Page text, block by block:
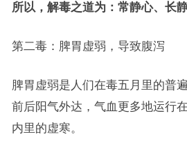
所以，解毒之道为：常静心、长静
第二毒：脾胃虚弱，导致腹泻
脾胃虚弱是人们在毒五月里的普
前后阳气外达，气血更多地运行
内里的虚寒。